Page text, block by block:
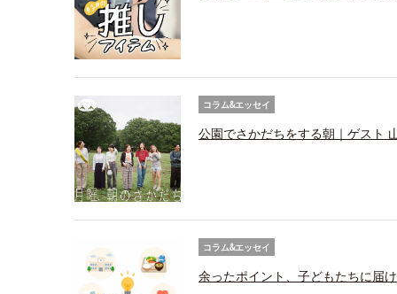
コラム&エッセイ
公園でさかだちをする朝｜ゲスト
コラム&エッセイ
余ったポイント、子どもたちに届